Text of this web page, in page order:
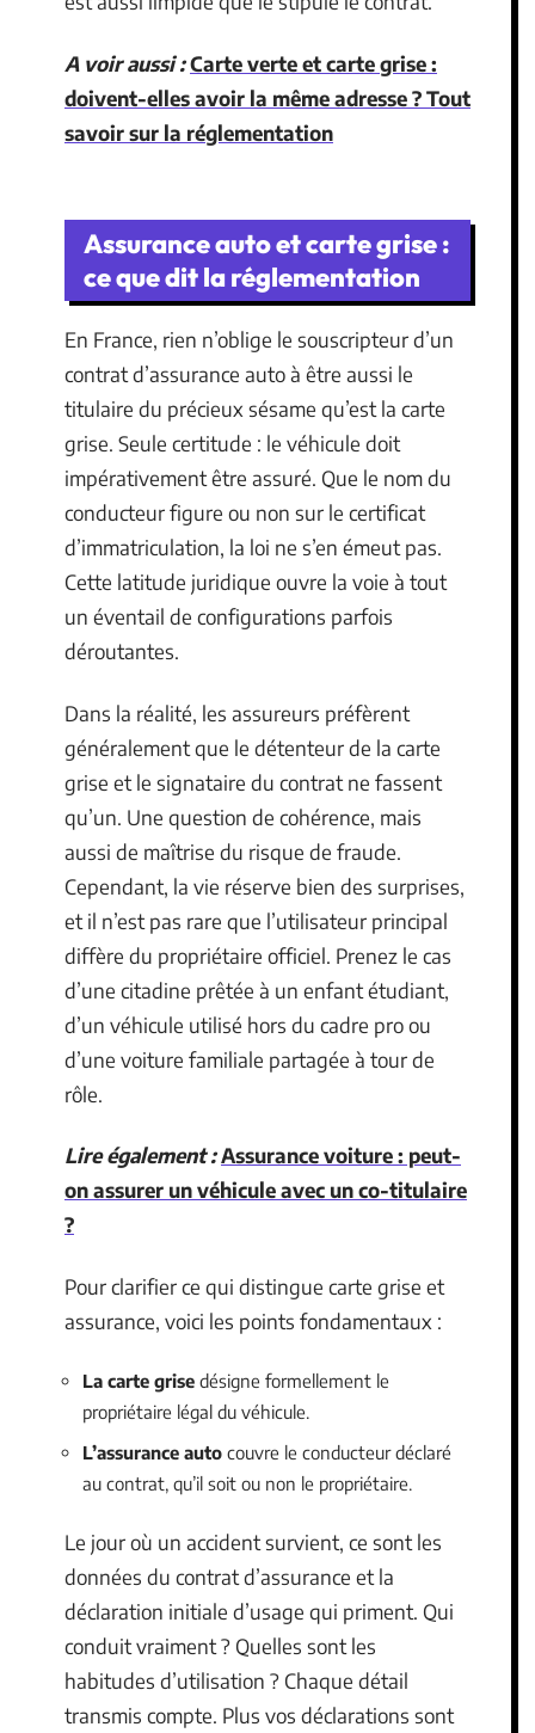
A voir aussi :Carte verte et carte grise :
doivent-elles avoir la même adresse ? Tout
savoir sur la réglementation
Assurance auto et carte grise :
ce que dit la réglementation
En France, rien n’oblige le souscripteur d’un
contrat d’assurance auto à être aussi le
titulaire du précieux sésame qu’est la carte
grise. Seule certitude : le véhicule doit
impérativement être assuré. Que le nom du
conducteur figure ou non sur le certificat
d’immatriculation, la loi ne s’en émeut pas.
Cette latitude juridique ouvre la voie à tout
un éventail de configurations parfois
déroutantes.
Dans la réalité, les assureurs préfèrent
généralement que le détenteur de la carte
grise et le signataire du contrat ne fassent
qu’un. Une question de cohérence, mais
aussi de maîtrise du risque de fraude.
Cependant, la vie réserve bien des surprises,
et il n’est pas rare que l’utilisateur principal
diffère du propriétaire officiel. Prenez le cas
d’une citadine prêtée à un enfant étudiant,
d’un véhicule utilisé hors du cadre pro ou
d’une voiture familiale partagée à tour de
rôle.
Lire également :Assurance voiture : peut-
on assurer un véhicule avec un co-titulaire
?
Pour clarifier ce qui distingue carte grise et
assurance, voici les points fondamentaux :
La carte grise désigne formellement le
propriétaire légal du véhicule.
L’assurance auto couvre le conducteur déclaré
au contrat, qu’il soit ou non le propriétaire.
Le jour où un accident survient, ce sont les
données du contrat d’assurance et la
déclaration initiale d’usage qui priment. Qui
conduit vraiment ? Quelles sont les
habitudes d’utilisation ? Chaque détail
transmis compte. Plus vos déclarations sont